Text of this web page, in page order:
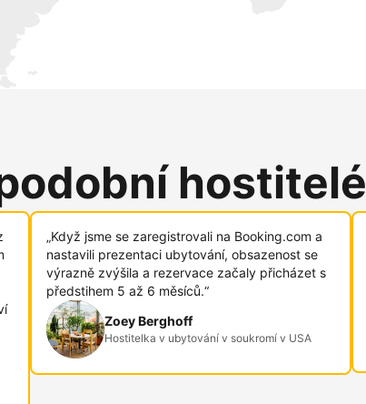
hostitelé
„Když jsme se zaregistrovali na Booking.com a
nastavili prezentaci ubytování, obsazenost se
výrazně zvýšila a rezervace začaly přicházet s
předstihem 5 až 6 měsíců.“
Zoey Berghoff
Hostitelka v ubytování v soukromí v USA